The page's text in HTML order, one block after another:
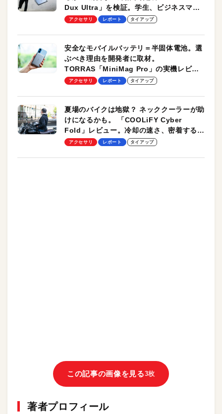
Dux Ultra」を検証。学生、ビジネスマン
のモバイルユースに最適！
アクセサリ レポート タイアップ
安全なモバイルバッテリ＝半固体電池。選
ぶべき理由を開発者に取材。
TORRAS「MiniMag Pro」の実機レビュ
ーも
アクセサリ レポート タイアップ
夏場のバイクは地獄？ ネッククーラーが助
けになるかも。 「COOLiFY Cyber
Fold」レビュー。冷却の速さ、密着する冷
却プレート、シンプルな操作性がグッド！
アクセサリ レポート タイアップ
この記事の画像を見る3枚
著者プロフィール